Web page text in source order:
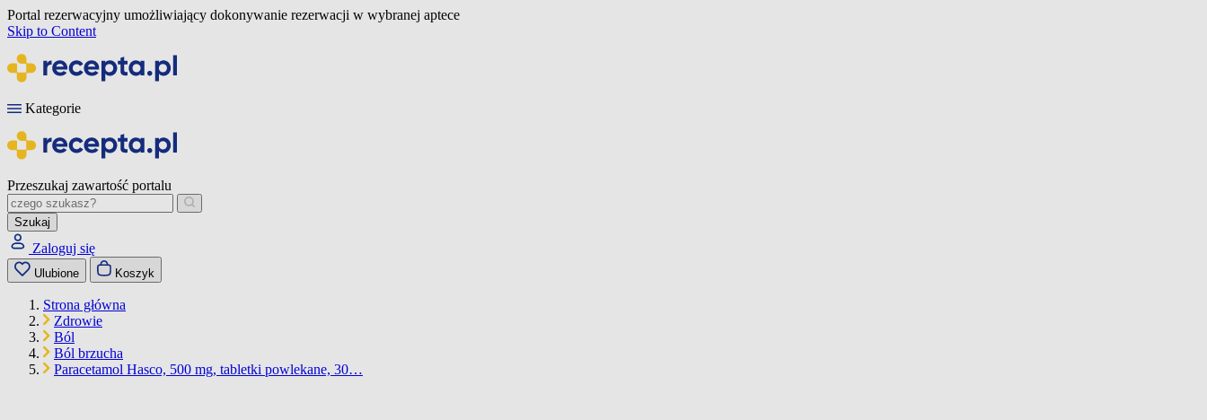
Portal rezerwacyjny umożliwiający dokonywanie rezerwacji w wybranej aptece
Skip to Content
Kategorie
Przeszukaj zawartość portalu
Szukaj
Zaloguj się
Ulubione Koszyk
Strona główna
Zdrowie
Ból
Ból brzucha
Paracetamol Hasco, 500 mg, tabletki powlekane, 30…